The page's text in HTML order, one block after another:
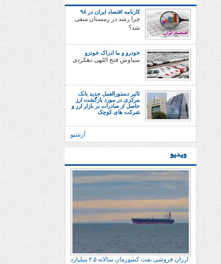
کارنامه اقتصاد ایران در ۹۸
چرا رشد در زمستان منفی
شد؟
خودرو و ما ادراک خودرو
سیاوش فتح اللهی دهکردی
تاثیر دستورالعمل جدید بانک
مرکزی در مورد بازگشت ارز
حاصل از صادرات بر بازار ارز و
شرکت های کوچک
آرشیو
ویدیو
مدیریت دلار با حراج معکوس